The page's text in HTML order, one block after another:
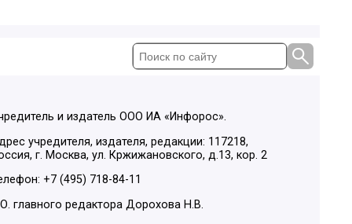
и издатель ООО ИА «Инфорос».
учредителя, издателя, редакции: 117218,
г. Москва, ул. Кржижановского, д.13, кор. 2
+7 (495) 718-84-11
главного редактора Дорохова Н.В.